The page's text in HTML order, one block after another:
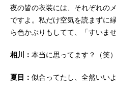
夜の皆の衣装には、それぞれの
ですよ。私だけ空気を読まずに
ら色かぶりもしてて、「すいま
相川： 本当に思ってます？（笑）
夏目： 似合ってたし、全然いいよ